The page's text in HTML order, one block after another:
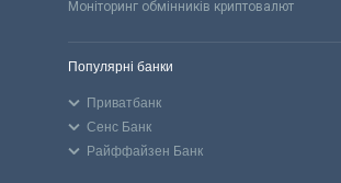
Моніторинг обмінників криптовалют
Популярні банки
Приватбанк
Сенс Банк
Райффайзен Банк